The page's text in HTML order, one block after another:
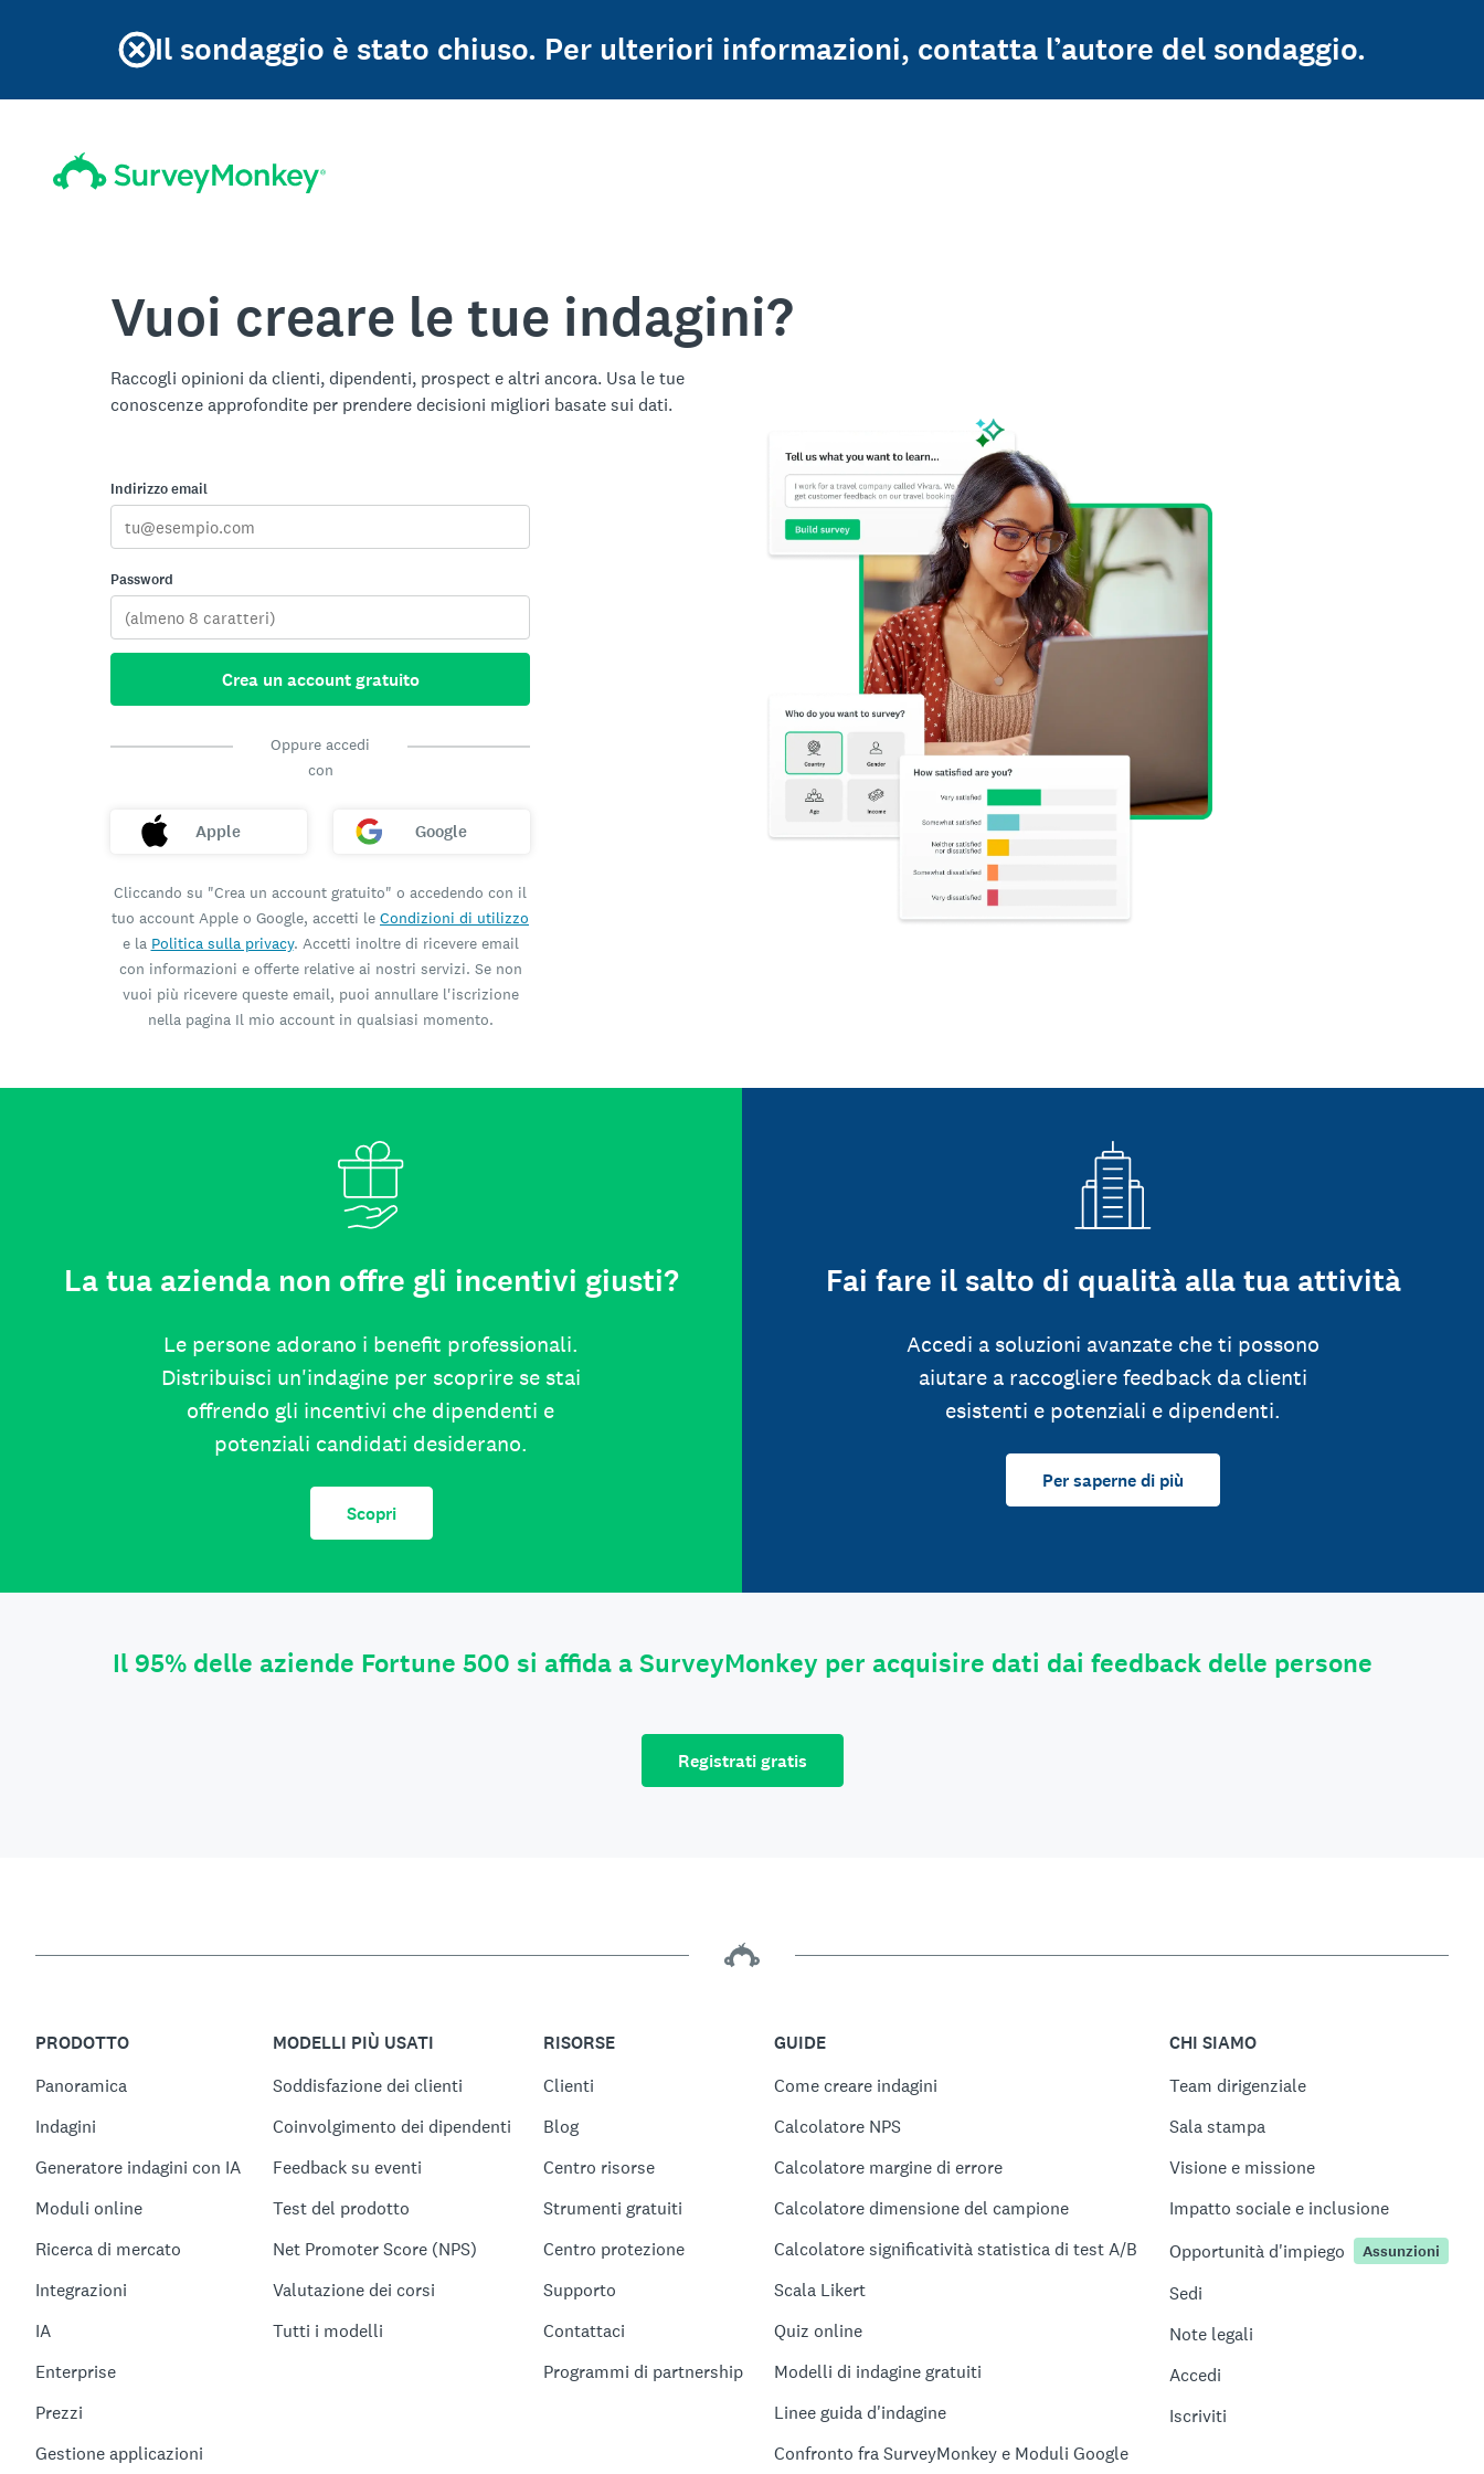
Il sondaggio è stato chiuso. Per ulteriori informazioni, contatta l’autore del sondaggio.
Vuoi creare le tue indagini?
Raccogli opinioni da clienti, dipendenti, prospect e altri ancora. Usa le tue
conoscenze approfondite per prendere decisioni migliori basate sui dati.
Indirizzo email
Password
Crea un account gratuito
Oppure accedi
con
Apple Google
Cliccando su "Crea un account gratuito" o accedendo con il
tuo account Apple o Google, accetti le Condizioni di utilizzo
e la Politica sulla privacy. Accetti inoltre di ricevere email
con informazioni e offerte relative ai nostri servizi. Se non
vuoi più ricevere queste email, puoi annullare l'iscrizione
nella pagina Il mio account in qualsiasi momento.
La tua azienda non offre gli incentivi giusti?
Le persone adorano i benefit professionali.
Distribuisci un'indagine per scoprire se stai
offrendo gli incentivi che dipendenti e
potenziali candidati desiderano.
Scopri
Fai fare il salto di qualità alla tua attività
Accedi a soluzioni avanzate che ti possono
aiutare a raccogliere feedback da clienti
esistenti e potenziali e dipendenti.
Per saperne di più
Il 95% delle aziende Fortune 500 si affida a SurveyMonkey per acquisire dati dai feedback delle persone
Registrati gratis
PRODOTTO
Panoramica
Indagini
Generatore indagini con IA
Moduli online
Ricerca di mercato
Integrazioni
IA
Enterprise
Prezzi
Gestione applicazioni
MODELLI PIÙ USATI
Soddisfazione dei clienti
Coinvolgimento dei dipendenti
Feedback su eventi
Test del prodotto
Net Promoter Score (NPS)
Valutazione dei corsi
Tutti i modelli
RISORSE
Clienti
Blog
Centro risorse
Strumenti gratuiti
Centro protezione
Supporto
Contattaci
Programmi di partnership
GUIDE
Come creare indagini
Calcolatore NPS
Calcolatore margine di errore
Calcolatore dimensione del campione
Calcolatore significatività statistica di test A/B
Scala Likert
Quiz online
Modelli di indagine gratuiti
Linee guida d'indagine
Confronto fra SurveyMonkey e Moduli Google
CHI SIAMO
Team dirigenziale
Sala stampa
Visione e missione
Impatto sociale e inclusione
Opportunità d'impiego
Assunzioni
Sedi
Note legali
Accedi
Iscriviti